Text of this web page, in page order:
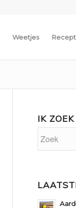
Weetjes
IK